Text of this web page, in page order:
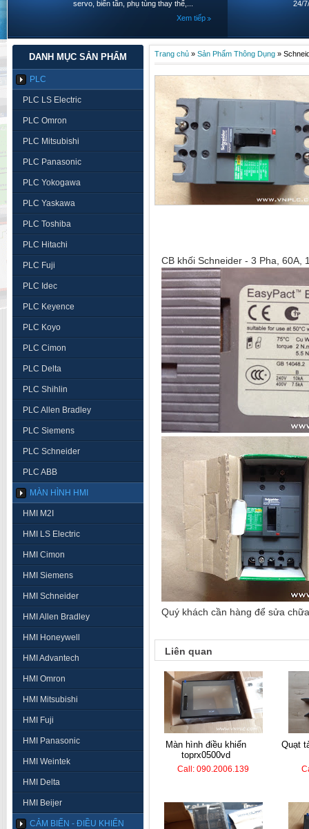
servo, biến tần, phụ tùng thay thế,...
Xem tiếp
24/
DANH MỤC SẢN PHẨM
PLC
PLC LS Electric
PLC Omron
PLC Mitsubishi
PLC Panasonic
PLC Yokogawa
PLC Yaskawa
PLC Toshiba
PLC Hitachi
PLC Fuji
PLC Idec
PLC Keyence
PLC Koyo
PLC Cimon
PLC Delta
PLC Shihlin
PLC Allen Bradley
PLC Siemens
PLC Schneider
PLC ABB
MÀN HÌNH HMI
HMI M2I
HMI LS Electric
HMI Cimon
HMI Siemens
HMI Schneider
HMI Allen Bradley
HMI Honeywell
HMI Advantech
HMI Omron
HMI Mitsubishi
HMI Fuji
HMI Panasonic
HMI Weintek
HMI Delta
HMI Beijer
CẢM BIẾN - ĐIỀU KHIỂN
Trang chủ » Sản Phẩm Thông Dụng »
CB khối Schneider - 3 Pha, 60A,
Quý khách cần hàng để sửa
Liên quan
màn hình điều khiển
toprx0500vd
Call: 090.2006.139
quạt tản nhiệt - mci350-